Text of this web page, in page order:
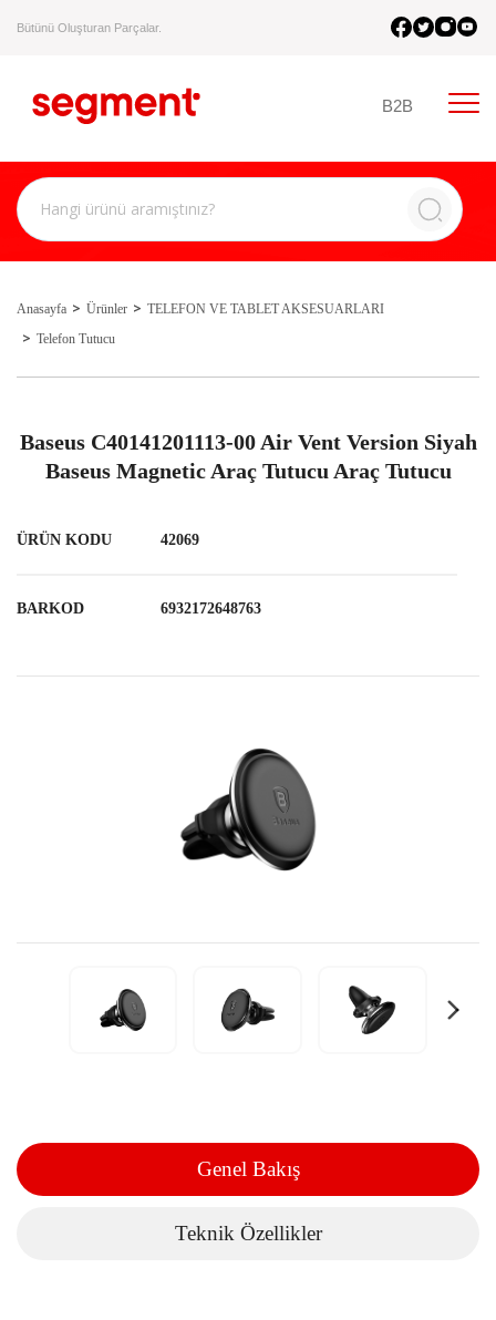
Bütünü Oluşturan Parçalar.
B2B
Anasayfa Ürünler
TELEFON VE TABLET AKSESUARLARI
Telefon Tutucu
Baseus C40141201113-00 Air Vent Version Siyah
Baseus Magnetic Araç Tutucu Araç Tutucu
ÜRÜN KODU 42069
BARKOD 6932172648763
Genel Bakış
Teknik Özellikler